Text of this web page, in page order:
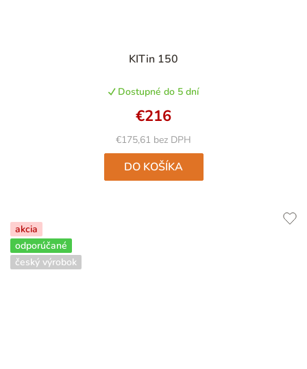
KITin 150hodnotenie
je
4,9
z
5
hviezdičiek.
Dostupné do 5 dní
€175,61 bez DPH
€216
DO KOŠÍKA
akcia
odporúčané
český výrobok